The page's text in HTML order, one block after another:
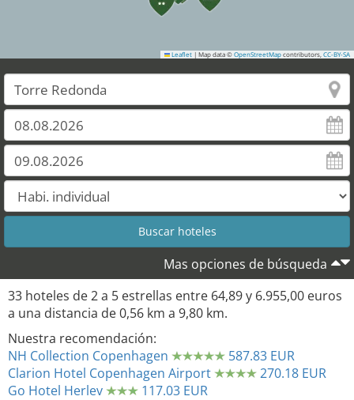
30
Leaflet | Map data © OpenStreetMap contributors, CC-BY-SA
Mas opciones de búsqueda
33 hoteles de2a 5 estrellas entre 64,89y 6.955,00 euros
a una distancia de0,56 km a 9,80 km.
Nuestra recomendación:
NH Collection Copenhagen
587.83 EUR
Clarion Hotel Copenhagen Airport
270.18 EUR
Go Hotel Herlev
117.03 EUR